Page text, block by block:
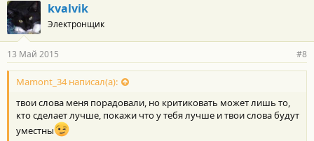
kvalvik
Электронщик
13 Май 2015 #8
Mamont_34 написал(а):
твои слова меня порадовали, но критиковать может лишь то,
кто сделает лучше, покажи что у тебя лучше и твои слова будут
уместны